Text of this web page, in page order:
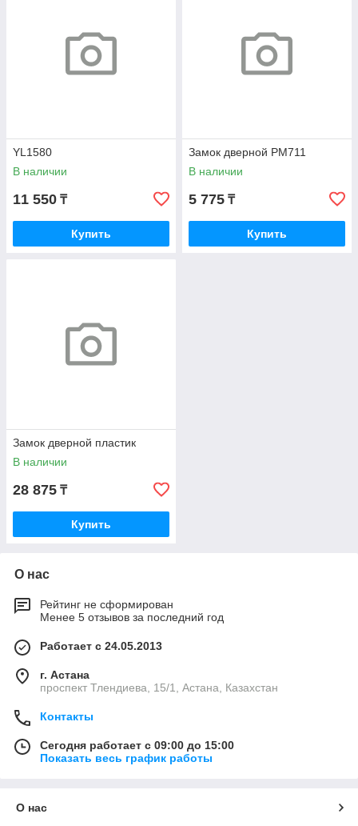
YL1580
В наличии
11 550 ₸
Купить
Замок дверной PM711
В наличии
5 775 ₸
Купить
Замок дверной пластик
В наличии
28 875 ₸
Купить
О нас
Рейтинг не сформирован
Менее 5 отзывов за последний год
Работает с 24.05.2013
г. Астана
проспект Тлендиева, 15/1, Астана, Казахстан
Контакты
Сегодня работает с 09:00 до 15:00
Показать весь график работы
О нас